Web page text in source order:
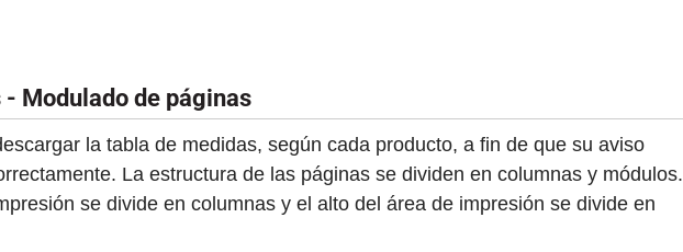
Modulado de páginas
la tabla de medidas, según cada producto, a fin de que su aviso
La estructura de las páginas se dividen en columnas y módulos.
se divide en columnas y el alto del área de impresión se divide en